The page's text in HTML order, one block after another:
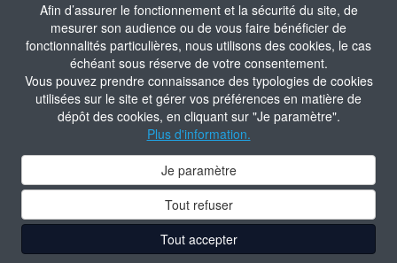
Afin d’assurer le fonctionnement et la sécurité du site, de
mesurer son audience ou de vous faire bénéficier de
fonctionnalités particulières, nous utilisons des cookies, le cas
échéant sous réserve de votre consentement.
Vous pouvez prendre connaissance des typologies de cookies
utilisées sur le site et gérer vos préférences en matière de
dépôt des cookies, en cliquant sur "Je paramètre".
Plus d'information.
Je paramètre
Tout refuser
Tout accepter